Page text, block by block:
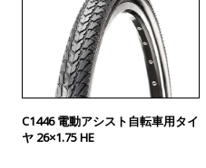
C1446 電動アシスト自転車用タイ
ヤ 26×1.75 HE